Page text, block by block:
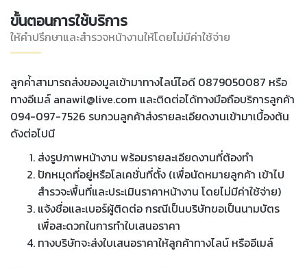
ขั้นตอนการใช้บริการ
ให้คำปรึกษาและสำรวจหน้างานให้โดยไม่มีค่าใช้จ่าย
ลูกค่้าสามารถส่งของมูลเข้ามาทางไลน์ไอดี 0879050087 หรือ
ทางอีเมล์ anawil@live.com และติดต่อได้ทางมือถือบริการลูกค้า
094-097-7526 รบกวนลูกค้าส่งรายละเอียดงานเข้ามาเบื้องต้น
ดังต่อไปนี
ส่งรูปภาพหน้างาน พร้อมรายละเอียดงานที่ต้องทำ
ปักหมุดที่อยู่หรือโลเคชั่นที่ตั้ง (เพื่อนัดหมายลูกค้า เข้าไป
สำรวจะพื้นที่และประเมินราคาหน้างาน โดยไม่มีค่าใช้จ่าย)
แจ้งชื่อและเบอร์ผู้ติดต่อ กรณีเป็นบริษัทขอเป็นนามบัตร
เพื่อสะดวกในการทำใบเสนอราคา
ทางบริษัทจะส่งใบเสนอราคาให้ลูกค้าทางไลน์ หรืออีเมล์